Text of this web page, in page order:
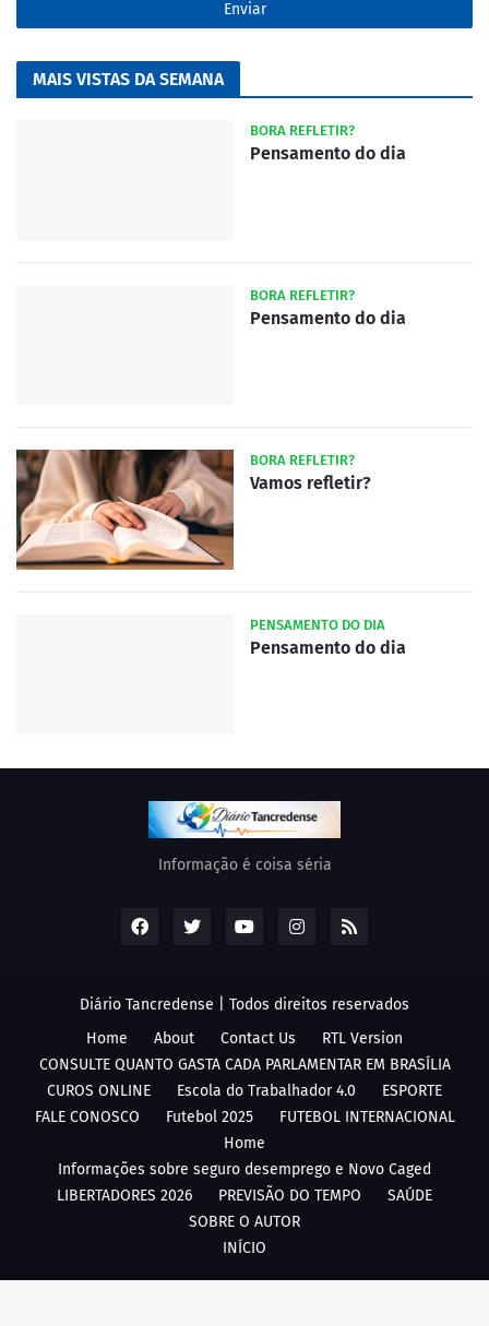
MAIS VISTAS DA SEMANA
BORA REFLETIR?
Pensamento do dia
BORA REFLETIR?
Pensamento do dia
BORA REFLETIR?
Vamos refletir?
PENSAMENTO DO DIA
Pensamento do dia
Informação é coisa séria
Diário Tancredense | Todos direitos reservados
Home
About Contact Us
RTL Version
CONSULTE QUANTO GASTA CADA PARLAMENTAR EM BRASÍLIA
CUROS ONLINE
Escola do Trabalhador 4.0
ESPORTE
FALE CONOSCO
Futebol 2025
FUTEBOL INTERNACIONAL
Home
Informações sobre seguro desemprego e Novo Caged
LIBERTADORES 2026
PREVISÃO DO TEMPO
SAÚDE
SOBRE O AUTOR
INÍCIO